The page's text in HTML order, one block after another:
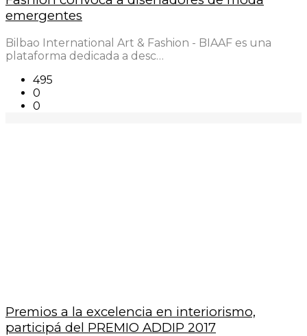
emergentes
Bilbao International Art & Fashion - BIAAF es una
plataforma dedicada a desc…
495
0
0
Premios a la excelencia en interiorismo,
participá del PREMIO ADDIP 2017